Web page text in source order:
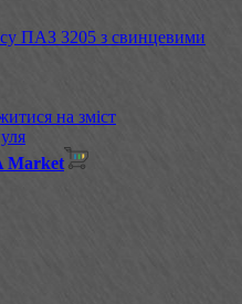
ПАЗ 3205 з свинцевими
на зміст
Market